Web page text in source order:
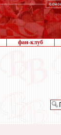
фан-клуб